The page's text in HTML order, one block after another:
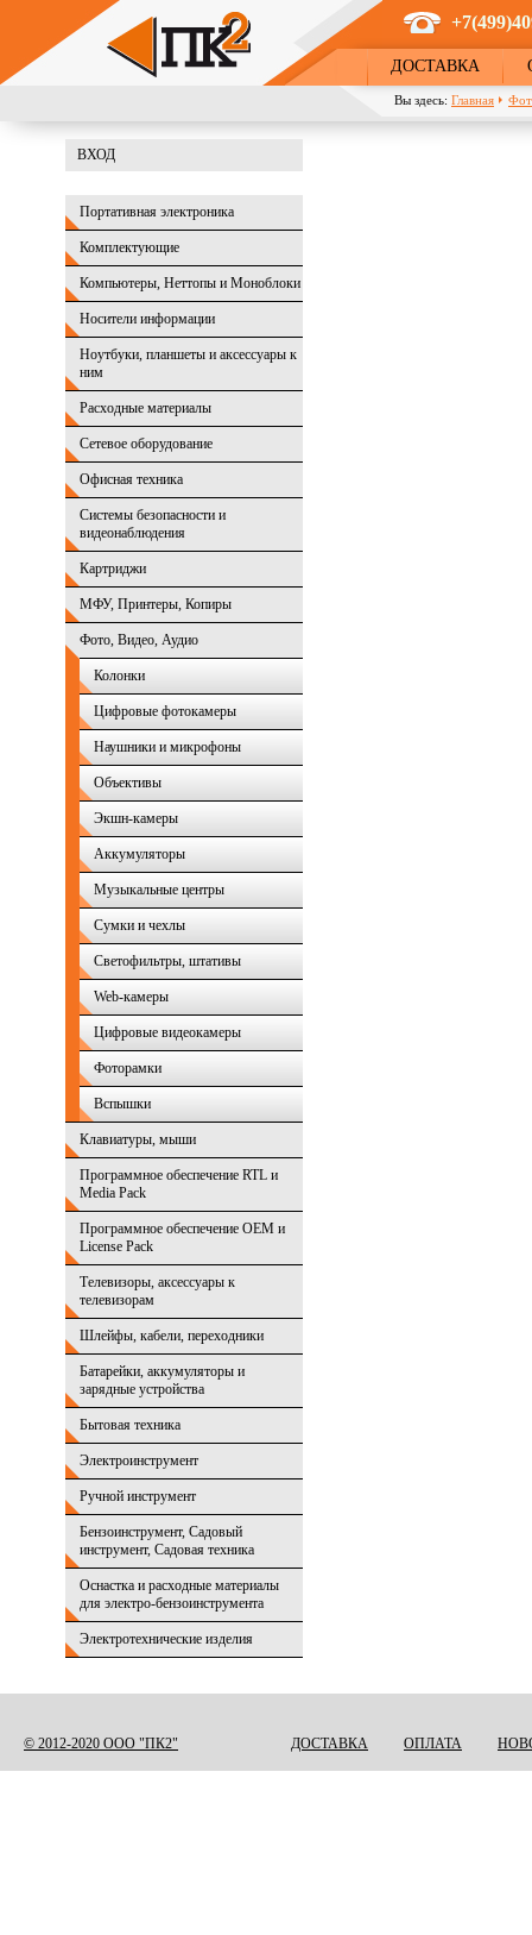
Перейти к основному содержанию
ДОСТАВКА
Вы здесь: Главная
ВХОД
Портативная электроника
Комплектующие
Компьютеры, Неттопы и Моноблоки
Носители информации
Ноутбуки, планшеты и аксессуары к
ним
Расходные материалы
Сетевое оборудование
Офисная техника
Системы безопасности и
видеонаблюдения
Картриджи
МФУ, Принтеры, Копиры
Фото, Видео, Аудио
Колонки
Цифровые фотокамеры
Наушники и микрофоны
Объективы
Экшн-камеры
Аккумуляторы
Музыкальные центры
Сумки и чехлы
Светофильтры, штативы
Web-камеры
Цифровые видеокамеры
Фоторамки
Вспышки
Клавиатуры, мыши
Программное обеспечение RTL и
Media Pack
Программное обеспечение OEM и
License Pack
Телевизоры, аксессуары к
телевизорам
Шлейфы, кабели, переходники
Батарейки, аккумуляторы и
зарядные устройства
Бытовая техника
Электроинструмент
Ручной инструмент
Бензоинструмент, Садовый
инструмент, Садовая техника
Оснастка и расходные материалы
для электро-бензоинструмента
Электротехнические изделия
© 2012-2020 ООО "ПК2" ДОСТАВКА ОПЛАТА